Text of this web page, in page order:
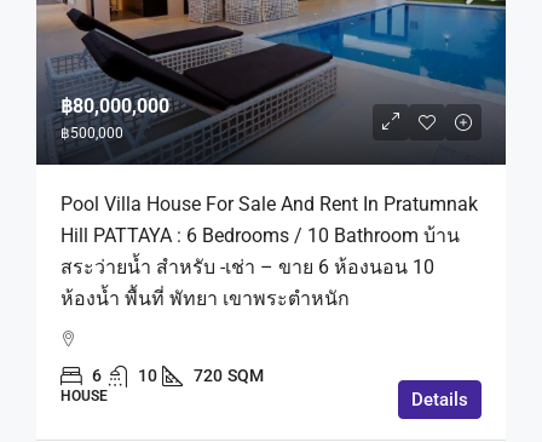
฿80,000,000
฿500,000
Pool Villa House For Sale And Rent In Pratumnak
Hill PATTAYA : 6 Bedrooms / 10 Bathroom บ้าน
สระว่ายน้ำ สำหรับ -เช่า – ขาย 6 ห้องนอน 10
ห้องน้ำ พื้นที่ พัทยา เขาพระตำหนัก
6 10 720 SQM
HOUSE Details